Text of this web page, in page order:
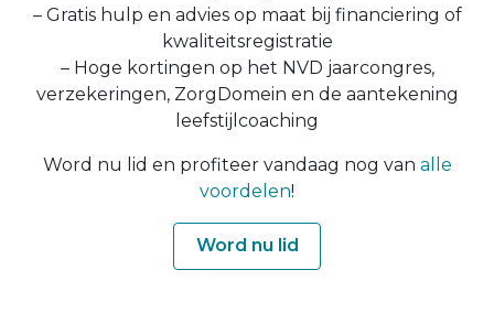
– Gratis hulp en advies op maat bij financiering of
kwaliteitsregistratie
– Hoge kortingen op het NVD jaarcongres,
verzekeringen, ZorgDomein en de aantekening
leefstijlcoaching
Word nu lid en profiteer vandaag nog van alle
voordelen!
Word nu lid